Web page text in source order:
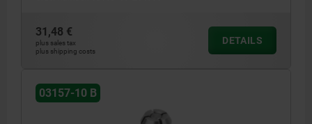
31,48 €
plus sales tax
plus shipping costs
DETAILS
03157-10 B